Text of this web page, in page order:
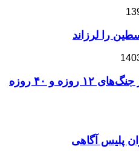
۲ عامل مهم صهیونیست‌ها در جنگ‌های ۱۲ روزه و ۴۰ روزه
پلیس آگاهی